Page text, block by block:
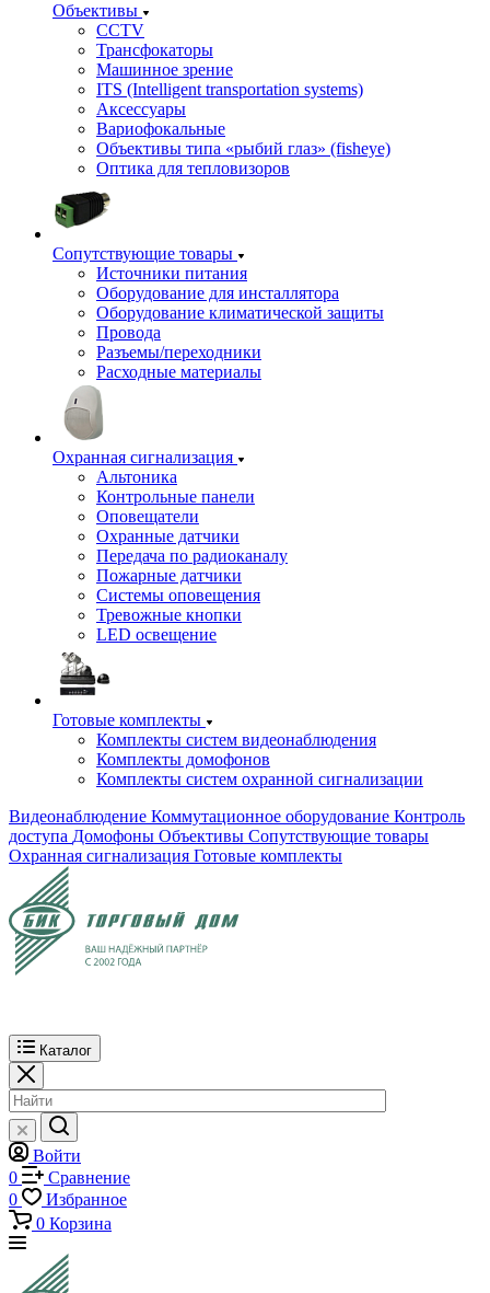
Объективы
CCTV
Трансфокаторы
Машинное зрение
ITS (Intelligent transportation systems)
Аксессуары
Вариофокальные
Объективы типа «рыбий глаз» (fisheye)
Оптика для тепловизоров
Сопутствующие товары
Источники питания
Оборудование для инсталлятора
Оборудование климатической защиты
Провода
Разъемы/переходники
Расходные материалы
Охранная сигнализация
Альтоника
Контрольные панели
Оповещатели
Охранные датчики
Передача по радиоканалу
Пожарные датчики
Системы оповещения
Тревожные кнопки
LED освещение
Готовые комплекты
Комплекты систем видеонаблюдения
Комплекты домофонов
Комплекты систем охранной сигнализации
Видеонаблюдение Коммутационное оборудование Контроль
доступа Домофоны Объективы Сопутствующие товары
Охранная сигнализация Готовые комплекты
Каталог
Войти
0
Сравнение
0
Избранное
0 Корзина